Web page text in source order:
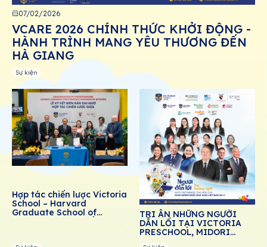
07/02/2026
VCARE 2026 CHÍNH THỨC KHỞI ĐỘNG -
HÀNH TRÌNH MANG YÊU THƯƠNG ĐẾN
HÀ GIANG
Sự kiện
Hợp tác chiến lược Victoria
School – Harvard
Graduate School of
TRI ÂN NHỮNG NGƯỜI
DẪN LỐI TẠI VICTORIA
PRESCHOOL, MIDORI